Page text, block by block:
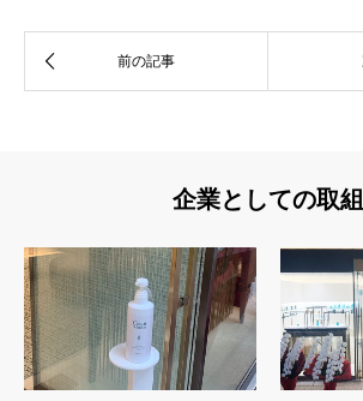
企業としての取組